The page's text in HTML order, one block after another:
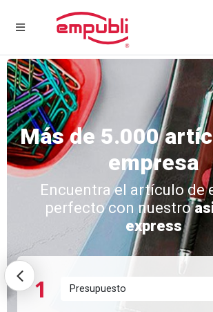
Más de 5.000
empresa
Encuentra el artículo de
perfecto con nuestro
express
1 Presupuesto